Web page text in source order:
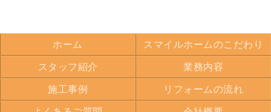
ホーム
スマイルホームのこだわり
スタッフ紹介
業務内容
施工事例
リフォームの流れ